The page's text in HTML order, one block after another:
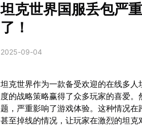
坦克世界国服丢包严
了！
2025-09-04
坦克世界作为一款备受欢迎的在线多
度的战略策略赢得了众多玩家的喜爱
题，严重影响了游戏体验。这种情况
甚至掉线的情况，让玩家在激烈的坦克